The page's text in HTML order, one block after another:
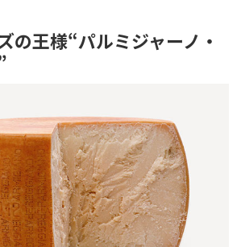
の王様“パルミジャーノ・